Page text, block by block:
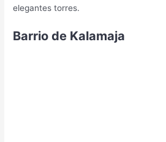
elegantes torres.
Barrio de Kalamaja